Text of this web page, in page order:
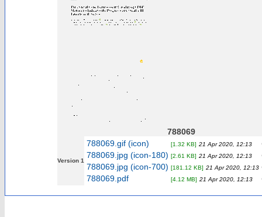
788069
Version 1
788069.gif (icon) [1.32 KB] 21 Apr 2020, 12:13
788069.jpg (icon-180) [2.61 KB] 21 Apr 2020, 12:13
788069.jpg (icon-700) [181.12 KB] 21 Apr 2020, 12:13
788069.pdf
[4.12 MB] 21 Apr 2020, 12:13